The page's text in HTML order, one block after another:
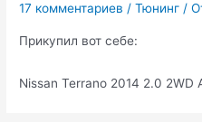
17 комментариев /Тюнинг /
Прикупил вот себе:
Nissan Terrano 2014 2.0 2WD